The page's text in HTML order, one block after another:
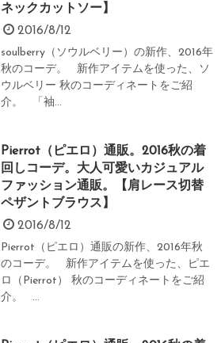
ネックカットソー】
2016/8/12
soulberry（ソウルベリー）の新作、2016年
秋のコーデ。 新作アイテムを使った、ソ
ウルベリー 秋のコーディネートをご紹
介。 「袖...
Pierrot（ピエロ）通販。2016秋の着
回しコーデ。大人可愛いカジュアル
ファッション通販。【肩レース切替
ペザントブラウス】
2016/8/12
Pierrot（ピエロ）通販の新作、2016年秋
のコーデ。 新作アイテムを使った、ピエ
ロ（Pierrot） 秋のコーディネートをご紹
介。 ...